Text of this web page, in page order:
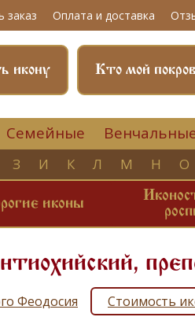
заказ Оплата и доставка
Кто мой
икону
Семейные
З И К Л М Н О
иконы
Феодосия Стоимость